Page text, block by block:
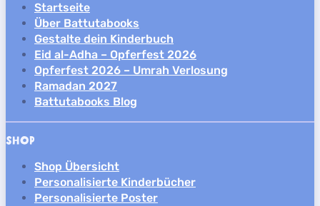
Startseite
Über Battutabooks
Gestalte dein Kinderbuch
Eid al-Adha – Opferfest 2026
Opferfest 2026 – Umrah Verlosung
Ramadan 2027
Battutabooks Blog
SHOP
Shop Übersicht
Personalisierte Kinderbücher
Personalisierte Poster